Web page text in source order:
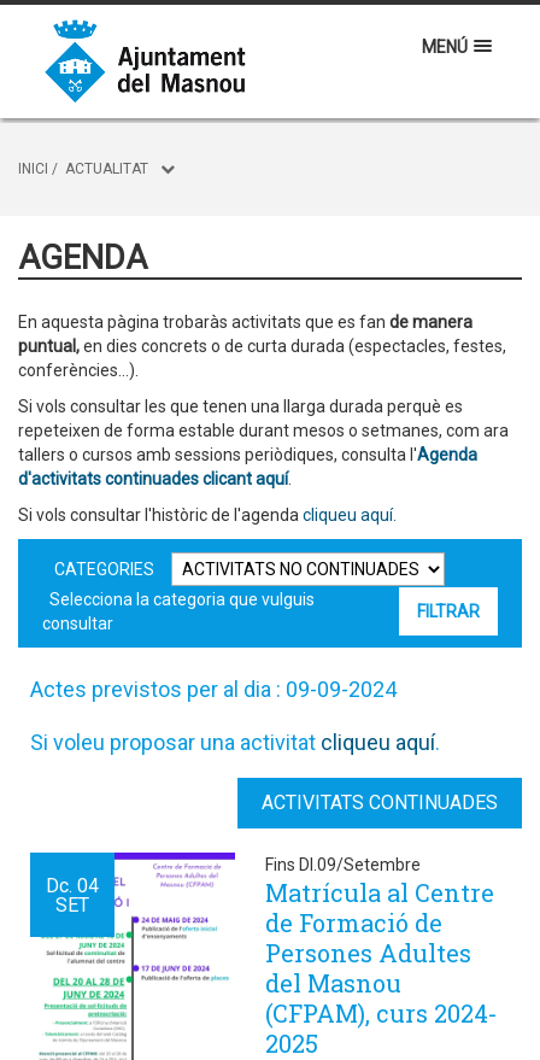
MENÚ
INICI / ACTUALITAT
AGENDA
En aquesta pàgina trobaràs activitats que es fan de manera
puntual,en dies concrets o de curta durada (espectacles, festes,
conferències...).
Si vols consultar les que tenen una llarga durada perquè es
repeteixen de forma estable durant mesos o setmanes, com ara
tallers o cursos amb sessions periòdiques, consulta l'Agenda
d'activitats continuades clicant aquí.
Si vols consultar l'històric de l'agenda cliqueu aquí.
CATEGORIES
Selecciona la categoria que vulguis
consultar
Actes previstos per al dia : 09-09-2024
Si voleu proposar una activitat cliqueu aquí.
ACTIVITATS CONTINUADES
Dc. 04
SET
Fins Dl.09/Setembre
Matrícula al Centre
de Formació de
Persones Adultes
del Masnou
(CFPAM), curs 2024-
2025